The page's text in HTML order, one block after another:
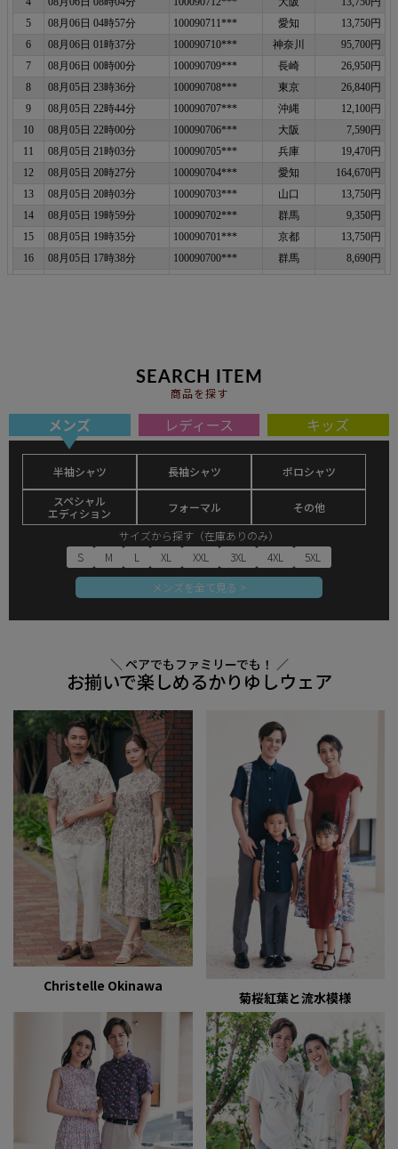
SEARCH ITEM
商品を探す
メンズ レディース キッズ
半袖シャツ 長袖シャツ
ポロシャツ
スペシャル
エディション
フォーマル
その他
サイズから探す（在庫ありのみ）
S
M L XL XXL 3XL 4XL
5XL
メンズを全て見る >
＼ ペアでもファミリーでも！ ／
お揃いで楽しめるかりゆしウェア
Christelle Okinawa
菊桜紅葉と流水模様